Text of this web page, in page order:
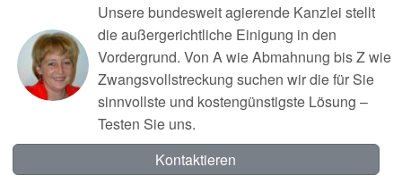
Unsere bundesweit agierende Kanzlei stellt
die außergerichtliche Einigung in den
Vordergrund. Von A wie Abmahnung bis Z wie
Zwangsvollstreckung suchen wir die für Sie
sinnvollste und kostengünstigste Lösung –
Testen Sie uns.
Kontaktieren